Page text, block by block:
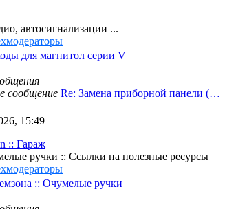
автосигнализации ...
для магнитол серии V
сообщение Re: Замена приборной панели (…
15:49
:: Гараж
ручки :: Ссылки на полезные ресурсы
:: Очумелые ручки